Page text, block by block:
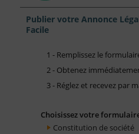
Publier votre Annonce
Facile
1 - Remplissez le
2 - Obtenez
3 - Réglez et recevez par
Choisissez votre
Constitution de société